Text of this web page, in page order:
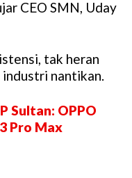
CEO SMN, Uday
tak heran
nantikan.
Sultan: OPPO
Pro Max